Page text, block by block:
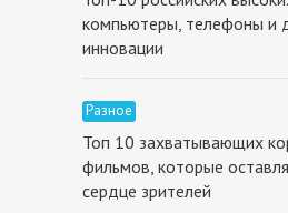
компьютеры, телефоны и
инновации
Разное
Топ 10 захватывающих
фильмов, которые
сердце зрителей